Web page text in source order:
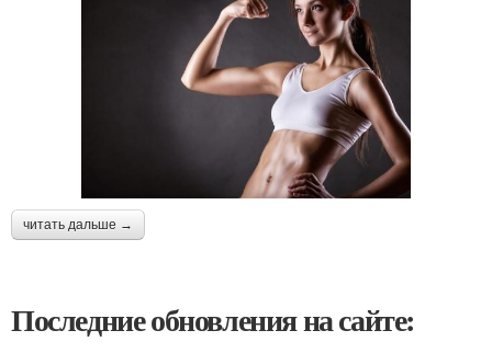
читать дальше →
Последние обновления на сайте: